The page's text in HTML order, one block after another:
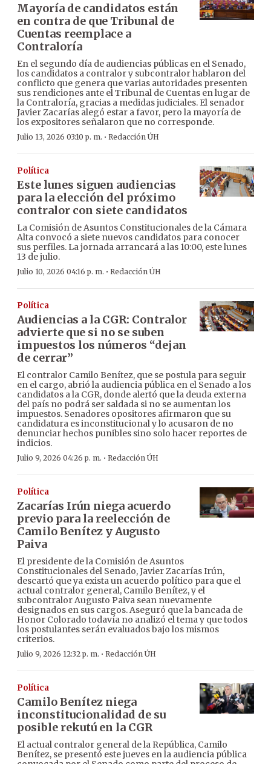
Mayoría de candidatos están
en contra de que Tribunal de
Cuentas reemplace a
Contraloría
En el segundo día de audiencias públicas en el Senado,
los candidatos a contralor y subcontralor hablaron del
conflicto que genera que varias autoridades presenten
sus rendiciones ante el Tribunal de Cuentas en lugar de
la Contraloría, gracias a medidas judiciales. El senador
Javier Zacarías alegó estar a favor, pero la mayoría de
los expositores señalaron que no corresponde.
Julio 13, 2026 03:10 p. m. · Redacción ÚH
Política
Este lunes siguen audiencias
para la elección del próximo
contralor con siete candidatos
La Comisión de Asuntos Constitucionales de la Cámara
Alta convocó a siete nuevos candidatos para conocer
sus perfiles. La jornada arrancará a las 10:00, este lunes
13 de julio.
Julio 10, 2026 04:16 p. m. · Redacción ÚH
Política
Audiencias a la CGR: Contralor
advierte que si no se suben
impuestos los números “dejan
de cerrar”
El contralor Camilo Benítez, que se postula para seguir
en el cargo, abrió la audiencia pública en el Senado a los
candidatos a la CGR, donde alertó que la deuda externa
del país no podrá ser saldada si no se aumentan los
impuestos. Senadores opositores afirmaron que su
candidatura es inconstitucional y lo acusaron de no
denunciar hechos punibles sino solo hacer reportes de
indicios.
Julio 9, 2026 04:26 p. m. · Redacción ÚH
Política
Zacarías Irún niega acuerdo
previo para la reelección de
Camilo Benítez y Augusto
Paiva
El presidente de la Comisión de Asuntos
Constitucionales del Senado, Javier Zacarías Irún,
descartó que ya exista un acuerdo político para que el
actual contralor general, Camilo Benítez, y el
subcontralor Augusto Paiva sean nuevamente
designados en sus cargos. Aseguró que la bancada de
Honor Colorado todavía no analizó el tema y que todos
los postulantes serán evaluados bajo los mismos
criterios.
Julio 9, 2026 12:32 p. m. · Redacción ÚH
Política
Camilo Benítez niega
inconstitucionalidad de su
posible rekutú en la CGR
El actual contralor general de la República, Camilo
Benítez, se presentó este jueves en la audiencia pública